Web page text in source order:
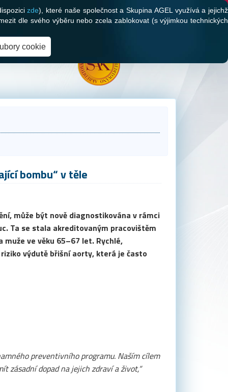
bombu“ v těle
může být nově diagnostikována v rámci
Ta se stala akreditovaným pracovištěm
ve věku 65–67 let. Rychlé,
výdutě břišní aorty, která je často
preventivního programu. Naším cílem
zásadní dopad na jejich zdraví a život,“
zde), které naše společnost a Skupina AGEL využívá a jejichž
dle svého výběru nebo zcela zablokovat (s výjimkou technických
cookie